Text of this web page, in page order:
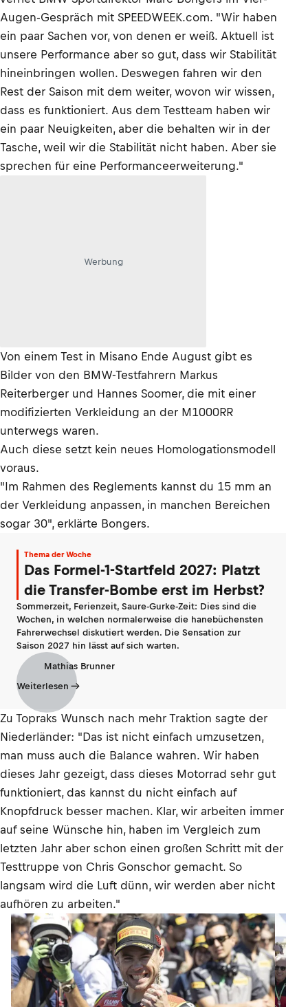
Augen-Gespräch mit SPEEDWEEK.com. "Wir haben
ein paar Sachen vor, von denen er weiß. Aktuell ist
unsere Performance aber so gut, dass wir Stabilität
hineinbringen wollen. Deswegen fahren wir den
Rest der Saison mit dem weiter, wovon wir wissen,
dass es funktioniert. Aus dem Testteam haben wir
ein paar Neuigkeiten, aber die behalten wir in der
Tasche, weil wir die Stabilität nicht haben. Aber sie
sprechen für eine Performanceerweiterung."
Werbung
Von einem Test in Misano Ende August gibt es
Bilder von den BMW-Testfahrern Markus
Reiterberger und Hannes Soomer, die mit einer
modifizierten Verkleidung an der M1000RR
unterwegs waren.
Auch diese setzt kein neues Homologationsmodell
voraus.
"Im Rahmen des Reglements kannst du 15 mm an
der Verkleidung anpassen, in manchen Bereichen
sogar 30", erklärte Bongers.
Thema der Woche
Das Formel-1-Startfeld 2027: Platzt
die Transfer-Bombe erst im Herbst?
Sommerzeit, Ferienzeit, Saure-Gurke-Zeit: Dies sind die
Wochen, in welchen normalerweise die hanebüchensten
Fahrerwechsel diskutiert werden. Die Sensation zur
Saison 2027 hin lässt auf sich warten.
Mathias Brunner
Weiterlesen
Zu Topraks Wunsch nach mehr Traktion sagte der
Niederländer: "Das ist nicht einfach umzusetzen,
man muss auch die Balance wahren. Wir haben
dieses Jahr gezeigt, dass dieses Motorrad sehr gut
funktioniert, das kannst du nicht einfach auf
Knopfdruck besser machen. Klar, wir arbeiten immer
auf seine Wünsche hin, haben im Vergleich zum
letzten Jahr aber schon einen großen Schritt mit der
Testtruppe von Chris Gonschor gemacht. So
langsam wird die Luft dünn, wir werden aber nicht
aufhören zu arbeiten."